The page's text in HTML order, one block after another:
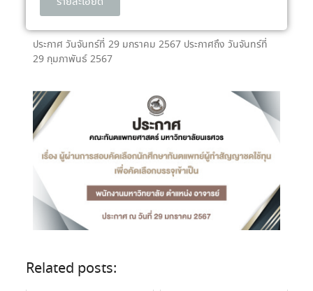
ประกาศ วันจันทร์ที่ 29 มกราคม 2567 ประกาศถึง วันจันทร์ที่
29 กุมภาพันธ์ 2567
Related posts: